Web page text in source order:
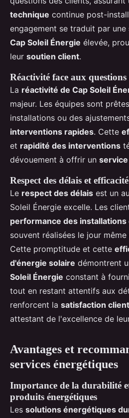
technique continue post-
engagement se traduit par une
Cap Soleil Énergie élevée,
leur soutien client.
Réactivité face aux questions
La réactivité de Cap Soleil
majeur. Les équipes sont
installations ou des
interventions rapides. Cette
et rapidité des interventions
dévouement à offrir un
Respect des délais et
Le respect des délais est un
Soleil Énergie excelle. Les
performance des
souvent réalisées le jour
Cette promptitude et cette
d'énergie solaire démontrent
Soleil Énergie constant à
tout en restant attentifs aux
renforcent la satisfaction client
attestant de l'excellence de
Avantages et
services énergétiques
Importance de la durabilité
produits énergétiques
Les solutions énergétiques